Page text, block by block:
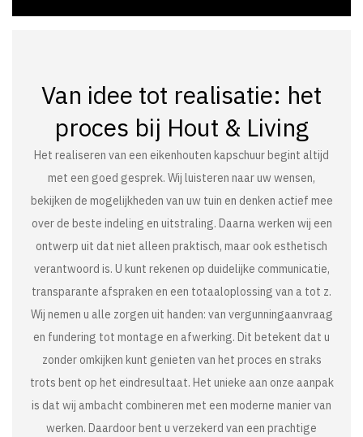
Van idee tot realisatie: het
proces bij Hout & Living
Het realiseren van een eikenhouten kapschuur begint altijd
met een goed gesprek. Wij luisteren naar uw wensen,
bekijken de mogelijkheden van uw tuin en denken actief mee
over de beste indeling en uitstraling. Daarna werken wij een
ontwerp uit dat niet alleen praktisch, maar ook esthetisch
verantwoord is. U kunt rekenen op duidelijke communicatie,
transparante afspraken en een totaaloplossing van a tot z.
Wij nemen u alle zorgen uit handen: van vergunningaanvraag
en fundering tot montage en afwerking. Dit betekent dat u
zonder omkijken kunt genieten van het proces en straks
trots bent op het eindresultaat. Het unieke aan onze aanpak
is dat wij ambacht combineren met een moderne manier van
werken. Daardoor bent u verzekerd van een prachtige